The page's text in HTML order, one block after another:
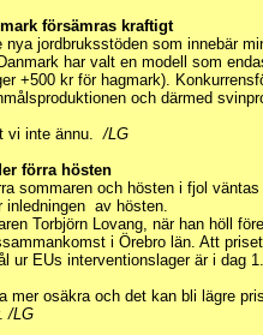
försämras kraftigt
jordbruksstöden som innebär
har valt en modell som
+500 kr för hagmark).
och därmed
vi inte ännu./LG
förra hösten
sommaren och hösten i fjol
av hösten.
Torbjörn Lovang, när han höll
i Örebro län. Att
ur EUs interventionslager är i dag
mer osäkra och det kan bli lägre
/LG